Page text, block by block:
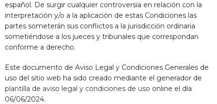
español. De surgir cualquier controversia en relación con la
interpretación y/o a la aplicación de estas Condiciones las
partes someterán sus conflictos a la jurisdicción ordinaria
sometiéndose a los jueces y tribunales que correspondan
conforme a derecho.
Este documento de Aviso Legal y Condiciones Generales de
uso del sitio web ha sido creado mediante el generador de
plantilla de aviso legal y condiciones de uso online el día
06/06/2024.